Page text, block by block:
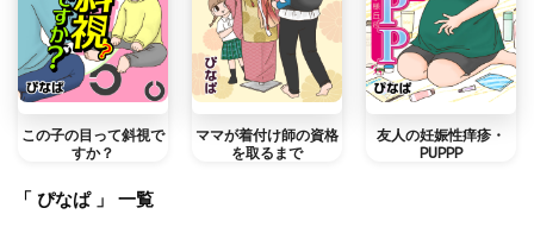
この子の目って斜視で
すか？
ママが着付け師の資格
を取るまで
友人の妊娠性痒疹・
PUPPP
「 ぴなぱ 」 一覧